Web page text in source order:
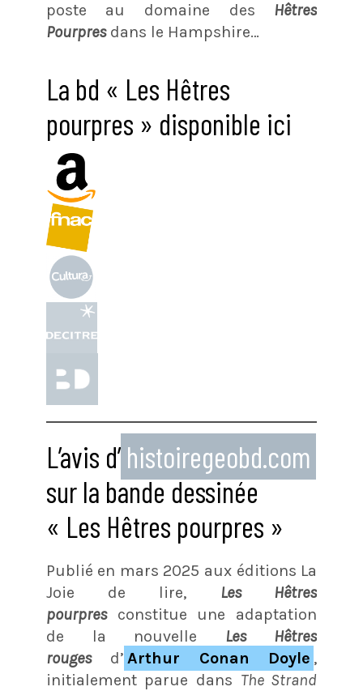
poste au domaine des Hêtres
Pourpresdans le Hampshire…
La bd « Les Hêtres
pourpres » disponible ici
L’avis d’ histoiregeobd.com
sur la bande dessinée
« Les Hêtres pourpres »
Publié en mars 2025 aux éditions La
Joie de lire, Les Hêtres
pourpresconstitue une adaptation
de la nouvelle Les Hêtres
rougesd’ Arthur Conan Doyle ,
initialement parue dans The Strand